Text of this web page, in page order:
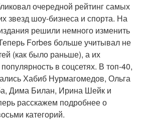
очередной рейтинг самых
звезд шоу-бизнеса и спорта. На
решили немного изменить
Forbes больше учитывал не
(как было раньше), а их
в соцсетях. В топ-40,
Хабиб Нурмагомедов, Ольга
Дима Билан, Ирина Шейк и
расскажем подробнее о
категорий.